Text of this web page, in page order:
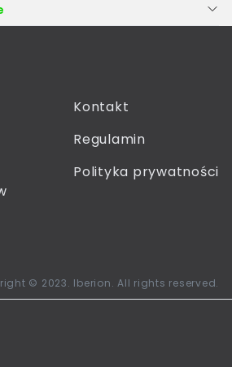
Kontakt
Regulamin
Polityka prywatności
© 2023. Iberion. All rights reserved.